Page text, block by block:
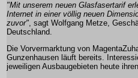
"Mit unserem neuen Glasfasertarif
Internet in einer völlig neuen
zuvor", sagt Wolfgang Metze,
Deutschland.
Die Vorvermarktung von
Gunzenhausen läuft bereits.
jeweiligen Ausbaugebieten heute